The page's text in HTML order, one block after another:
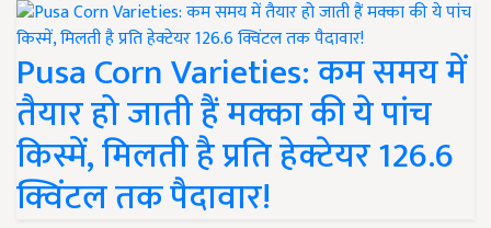
Pusa Corn Varieties: कम समय में
तैयार हो जाती हैं मक्का की ये पांच
किस्में, मिलती है प्रति हेक्टेयर 126.6
क्विंटल तक पैदावार!